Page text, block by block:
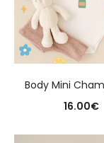
Body Mini
16.00€